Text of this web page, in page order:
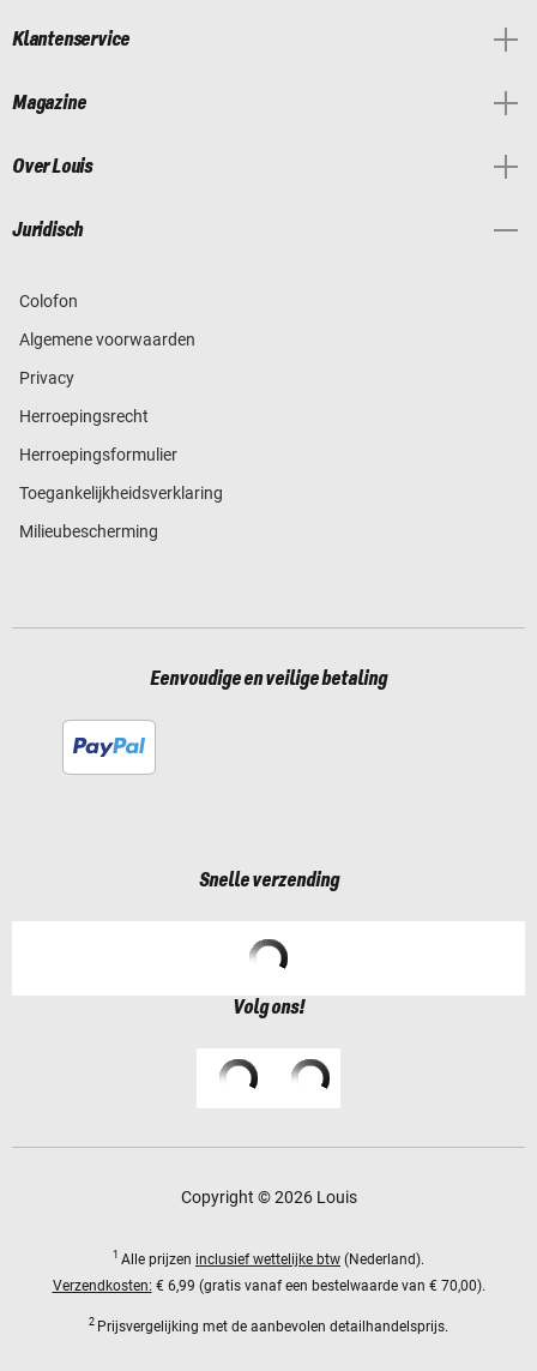
Klantenservice
Magazine
Over Louis
Juridisch
Colofon
Algemene voorwaarden
Privacy
Herroepingsrecht
Herroepingsformulier
Toegankelijkheidsverklaring
Milieubescherming
Eenvoudige en veilige betaling
Snelle verzending
Volg ons!
Copyright © 2026 Louis
1 Alle prijzen inclusief wettelijke btw (Nederland).
Verzendkosten: € 6,99 (gratis vanaf een bestelwaarde van € 70,00).
2 Prijsvergelijking met de aanbevolen detailhandelsprijs.